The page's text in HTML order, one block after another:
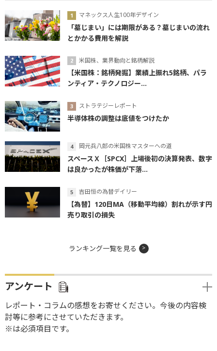
マネックス人生100年デザイン
「墓じまい」には期限がある？墓じまいの流れ
とかかる費用を解説
米国株、業界動向と銘柄解説
【米国株：銘柄発掘】業績上振れ5銘柄、パラ
ンティア・テクノロジー...
ストラテジーレポート
半導体株の調整は底値をつけたか
岡元兵八郎の米国株マスターへの道
スペースＸ［SPCX］上場後初の決算発表、数字
は良かったが株価が下落...
吉田恒の為替デイリー
【為替】120日MA（移動平均線）割れが示す円
売り取引の損失
ランキング一覧を見る
アンケート
レポート・コラムの感想をお寄せください。今後の内容検
討等に参考にさせていただきます。
※は必須項目です。